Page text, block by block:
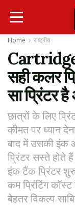
Home राष्ट्रीय
सही कलर
सा प्रिंटर
छात्रों के लिए
कीमत पर ध्यान
बाद में उसकी इंक
प्रिंटर सस्ते होते
इंक टैंक प्रिंटर
कम प्रिंटिंग
बेहतर विकल्प